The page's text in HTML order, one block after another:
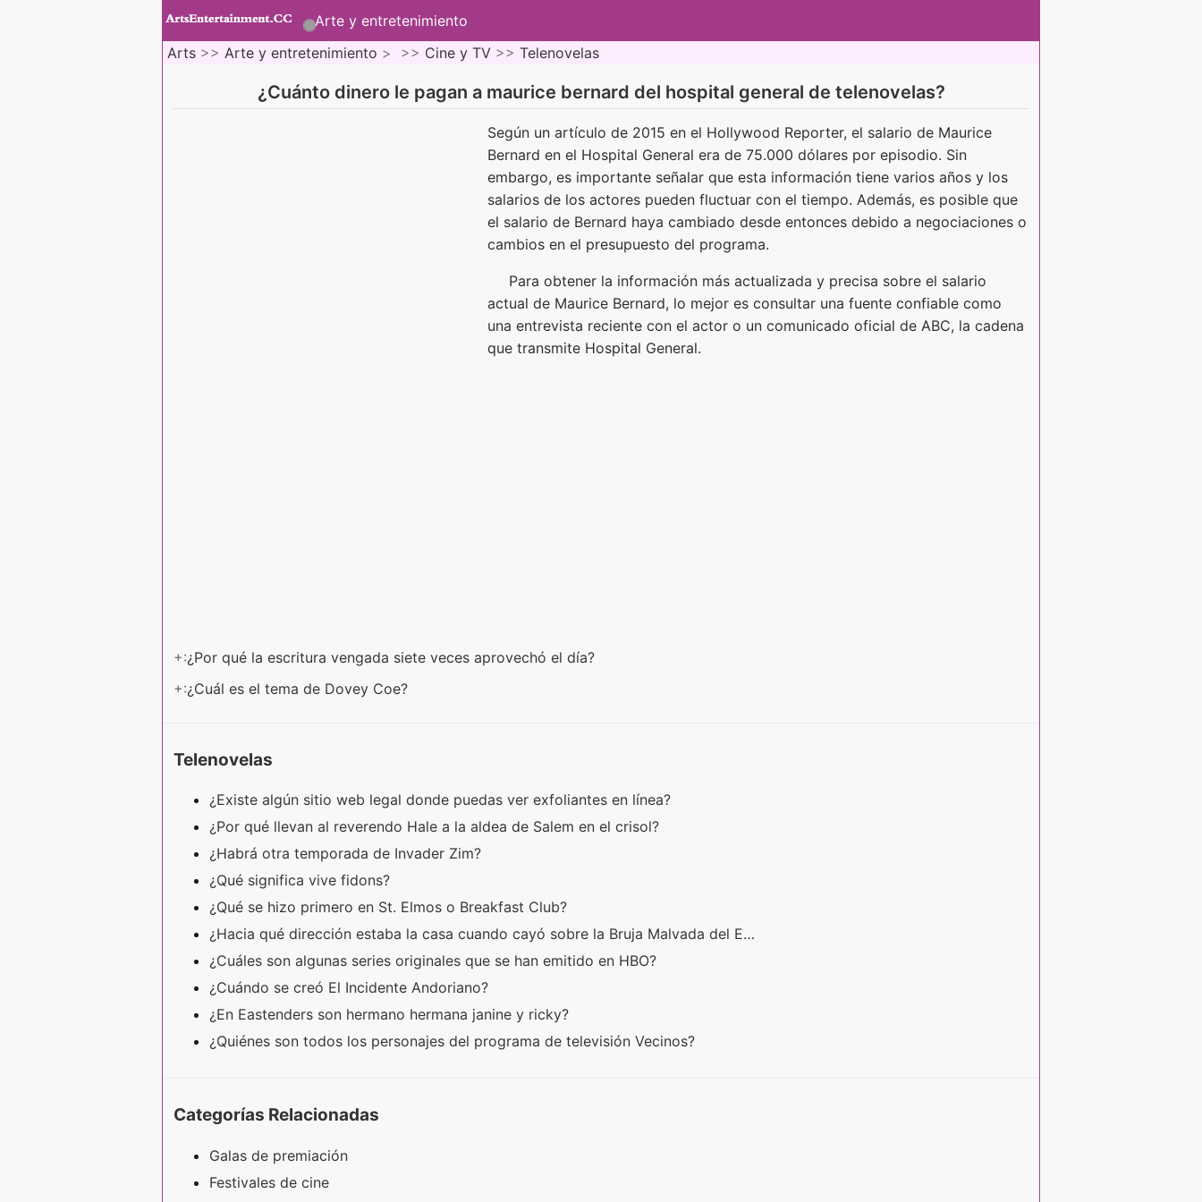
Arte y entretenimiento
Arts >> Arte y entretenimiento > >> Cine y TV >> Telenovelas
¿Cuánto dinero le pagan a maurice bernard del hospital general de telenovelas?
Según un artículo de 2015 en el Hollywood Reporter, el salario de Maurice
Bernard en el Hospital General era de 75.000 dólares por episodio. Sin
embargo, es importante señalar que esta información tiene varios años y los
salarios de los actores pueden fluctuar con el tiempo. Además, es posible que
el salario de Bernard haya cambiado desde entonces debido a negociaciones o
cambios en el presupuesto del programa.
Para obtener la información más actualizada y precisa sobre el salario
actual de Maurice Bernard, lo mejor es consultar una fuente confiable como
una entrevista reciente con el actor o un comunicado oficial de ABC, la cadena
que transmite Hospital General.
+:¿Por qué la escritura vengada siete veces aprovechó el día?
+:¿Cuál es el tema de Dovey Coe?
Telenovelas
¿Existe algún sitio web legal donde puedas ver exfoliantes en línea?
¿Por qué llevan al reverendo Hale a la aldea de Salem en el crisol?
¿Habrá otra temporada de Invader Zim?
¿Qué significa vive fidons?
¿Qué se hizo primero en St. Elmos o Breakfast Club?
¿Hacia qué dirección estaba la casa cuando cayó sobre la Bruja Malvada del E…
¿Cuáles son algunas series originales que se han emitido en HBO?
¿Cuándo se creó El Incidente Andoriano?
¿En Eastenders son hermano hermana janine y ricky?
¿Quiénes son todos los personajes del programa de televisión Vecinos?
Categorías Relacionadas
Galas de premiación
Festivales de cine